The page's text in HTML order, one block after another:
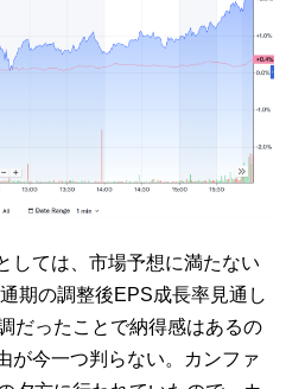
しては、市場予想に満たない
期の調整後EPS成長率見通し
だったことで納得感はあるの
が今一つ判らない。カンファ